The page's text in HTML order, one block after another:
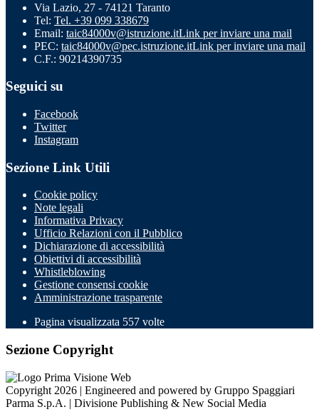
Via Lazio, 27 - 74121 Taranto
Tel: Tel. +39 099 338679
Email: taic84000v@istruzione.itLink per inviare una mail
PEC: taic84000v@pec.istruzione.itLink per inviare una mail
C.F.: 90214390735
Seguici su
Facebook
Twitter
Instagram
Sezione Link Utili
Cookie policy
Note legali
Informativa Privacy
Ufficio Relazioni con il Pubblico
Dichiarazione di accessibilità
Obiettivi di accessibilità
Whistleblowing
Gestione consensi cookie
Amministrazione trasparente
Pagina visualizzata 557 volte
Sezione Copyright
Copyright 2026 | Engineered and powered by Gruppo Spaggiari
Parma S.p.A. | Divisione Publishing & New Social Media